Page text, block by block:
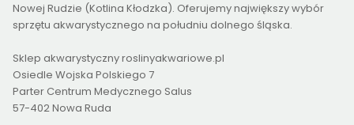
Nowej Rudzie (Kotlina Kłodzka). Oferujemy największy wybór
sprzętu akwarystycznego na południu dolnego śląska.
Sklep akwarystyczny roslinyakwariowe.pl
Osiedle Wojska Polskiego 7
Parter Centrum Medycznego Salus
57-402 Nowa Ruda